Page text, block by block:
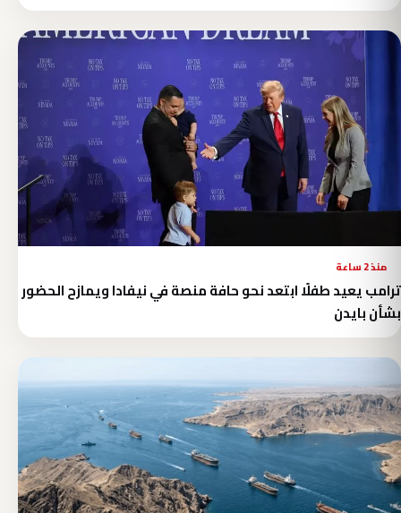
منذ 2 ساعة
ترامب يعيد طفلًا ابتعد نحو حافة منصة في نيفادا ويمازح الحضور
بشأن بايدن